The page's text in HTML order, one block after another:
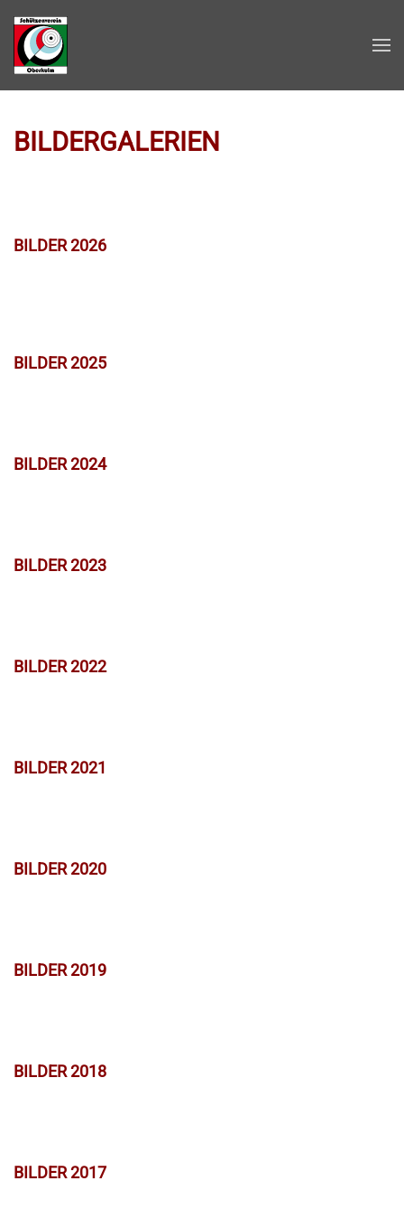
Zum Hauptinhalt springen
BILDERGALERIEN
BILDER 2026
BILDER 2025
BILDER 2024
BILDER 2023
BILDER 2022
BILDER 2021
BILDER 2020
BILDER 2019
BILDER 2018
BILDER 2017